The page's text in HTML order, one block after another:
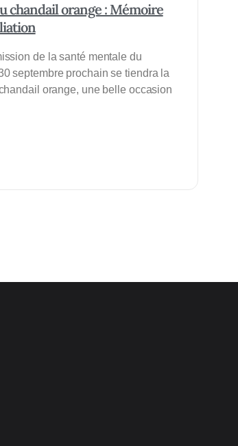
chandail orange : Mémoire
de la santé mentale du
septembre prochain se tiendra la
orange, une belle occasion